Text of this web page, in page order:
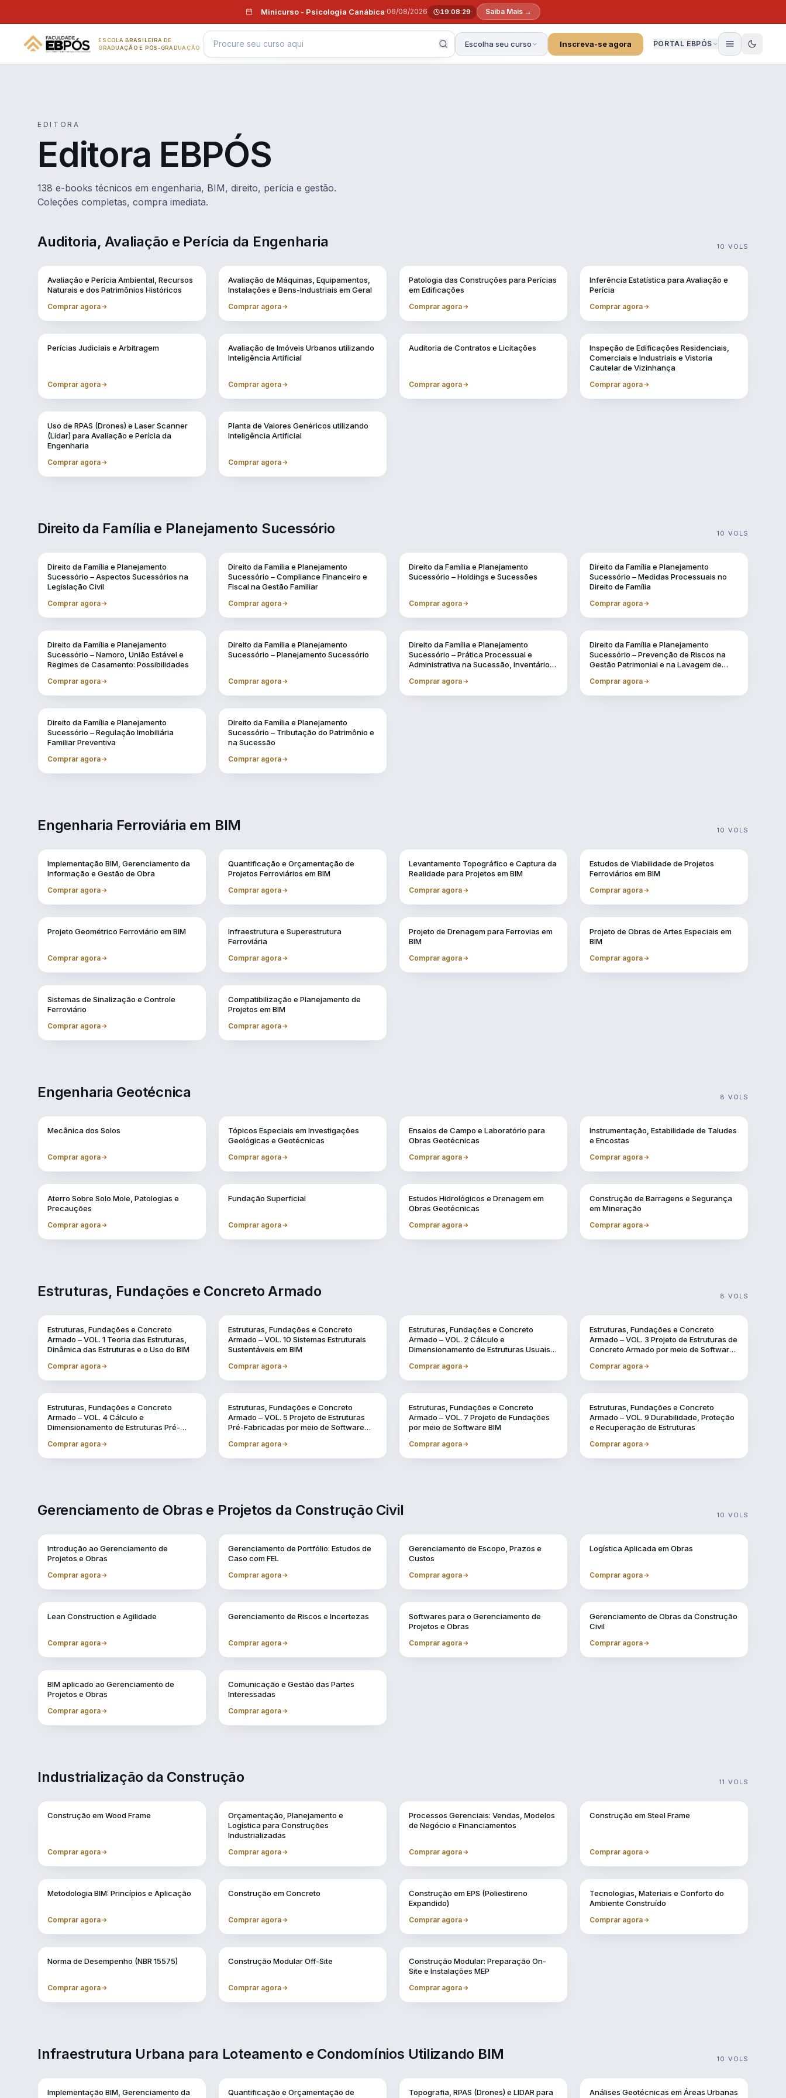
Minicurso - Psicologia Canábica·06/08/2026 19:08:28 Saiba Mais →
ESCOLA BRASILEIRA DE
GRADUAÇÃO E PÓS-GRADUAÇÃO
Escolha seu curso Inscreva-se agora PORTAL EBPÓS
EDITORA
Editora EBPÓS
138 e-books técnicos em engenharia, BIM, direito, perícia e gestão.
Coleções completas, compra imediata.
Auditoria, Avaliação e Perícia da Engenharia 10 VOLS
Avaliação e Perícia Ambiental, Recursos
Naturais e dos Patrimônios Históricos
Comprar agora
Avaliação de Máquinas, Equipamentos,
Instalações e Bens-Industriais em Geral
Comprar agora
Patologia das Construções para Perícias
em Edificações
Comprar agora
Inferência Estatística para Avaliação e
Perícia
Comprar agora
Vol. 4
Perícias Judiciais e Arbitragem
Comprar agora
Avaliação de Imóveis Urbanos utilizando
Inteligência Artificial
Comprar agora
Auditoria de Contratos e Licitações
Comprar agora
Inspeção de Edificações Residenciais,
Comerciais e Industriais e Vistoria
Cautelar de Vizinhança
Comprar agora
Uso de RPAS (Drones) e Laser Scanner
(Lidar) para Avaliação e Perícia da
Engenharia
Comprar agora
Planta de Valores Genéricos utilizando
Inteligência Artificial
Comprar agora
Direito da Família e Planejamento Sucessório 10 VOLS
Direito da Família e Planejamento
Sucessório – Aspectos Sucessórios na
Legislação Civil
Comprar agora
Direito da Família e Planejamento
Sucessório – Compliance Financeiro e
Fiscal na Gestão Familiar
Comprar agora
Direito da Família e Planejamento
Sucessório – Holdings e Sucessões
Comprar agora
Direito da Família e Planejamento
Sucessório – Medidas Processuais no
Direito de Família
Comprar agora
Direito da Família e Planejamento
Sucessório – Namoro, União Estável e
Regimes de Casamento: Possibilidades
Comprar agora
Direito da Família e Planejamento
Sucessório – Planejamento Sucessório
Comprar agora
Direito da Família e Planejamento
Sucessório – Prática Processual e
Administrativa na Sucessão, Inventários
Comprar agora
Direito da Família e Planejamento
Sucessório – Prevenção de Riscos na
Gestão Patrimonial e na Lavagem de
Comprar agora
Direito da Família e Planejamento
Sucessório – Regulação Imobiliária
Familiar Preventiva
Comprar agora
Direito da Família e Planejamento
Sucessório – Tributação do Patrimônio e
na Sucessão
Comprar agora
Engenharia Ferroviária em BIM 10 VOLS
Implementação BIM, Gerenciamento da
Informação e Gestão de Obra
Comprar agora
Quantificação e Orçamentação de
Projetos Ferroviários em BIM
Comprar agora
Levantamento Topográfico e Captura da
Realidade para Projetos em BIM
Comprar agora
Estudos de Viabilidade de Projetos
Ferroviários em BIM
Comprar agora
Projeto Geométrico Ferroviário em BIM
Comprar agora
Infraestrutura e Superestrutura
Ferroviária
Comprar agora
Projeto de Drenagem para Ferrovias em
BIM
Comprar agora
Projeto de Obras de Artes Especiais em
BIM
Comprar agora
Sistemas de Sinalização e Controle
Ferroviário
Comprar agora
Compatibilização e Planejamento de
Projetos em BIM
Comprar agora
Engenharia Geotécnica 8 VOLS
Mecânica dos Solos
Comprar agora
Vol. 10
Tópicos Especiais em Investigações
Geológicas e Geotécnicas
Comprar agora
Ensaios de Campo e Laboratório para
Obras Geotécnicas
Comprar agora
Instrumentação, Estabilidade de Taludes
e Encostas
Comprar agora
Aterro Sobre Solo Mole, Patologias e
Precauções
Comprar agora
Fundação Superficial
Comprar agora
Estudos Hidrológicos e Drenagem em
Obras Geotécnicas
Comprar agora
Construção de Barragens e Segurança
em Mineração
Comprar agora
Estruturas, Fundações e Concreto Armado 8 VOLS
Estruturas, Fundações e Concreto
Armado – VOL. 1 Teoria das Estruturas,
Dinâmica das Estruturas e o Uso do BIM
Comprar agora
Estruturas, Fundações e Concreto
Armado – VOL. 10 Sistemas Estruturais
Sustentáveis em BIM
Comprar agora
Estruturas, Fundações e Concreto
Armado – VOL. 2 Cálculo e
Dimensionamento de Estruturas Usuais
Comprar agora
Estruturas, Fundações e Concreto
Armado – VOL. 3 Projeto de Estruturas de
Concreto Armado por meio de Software
Comprar agora
Estruturas, Fundações e Concreto
Armado – VOL. 4 Cálculo e
Dimensionamento de Estruturas Pré-
Comprar agora
Estruturas, Fundações e Concreto
Armado – VOL. 5 Projeto de Estruturas
Pré-Fabricadas por meio de Software
Comprar agora
Estruturas, Fundações e Concreto
Armado – VOL. 7 Projeto de Fundações
por meio de Software BIM
Comprar agora
Estruturas, Fundações e Concreto
Armado – VOL. 9 Durabilidade, Proteção
e Recuperação de Estruturas
Comprar agora
Gerenciamento de Obras e Projetos da Construção Civil 10 VOLS
Introdução ao Gerenciamento de
Projetos e Obras
Comprar agora
Gerenciamento de Portfólio: Estudos de
Caso com FEL
Comprar agora
Gerenciamento de Escopo, Prazos e
Custos
Comprar agora
Vol. 3
Logística Aplicada em Obras
Comprar agora
Lean Construction e Agilidade
Comprar agora
Gerenciamento de Riscos e Incertezas
Comprar agora
Softwares para o Gerenciamento de
Projetos e Obras
Comprar agora
Gerenciamento de Obras da Construção
Civil
Comprar agora
BIM aplicado ao Gerenciamento de
Projetos e Obras
Comprar agora
Comunicação e Gestão das Partes
Interessadas
Comprar agora
Industrialização da Construção 11 VOLS
Construção em Wood Frame
Comprar agora
Orçamentação, Planejamento e
Logística para Construções
Industrializadas
Comprar agora
Processos Gerenciais: Vendas, Modelos
de Negócio e Financiamentos
Comprar agora
Construção em Steel Frame
Comprar agora
Metodologia BIM: Princípios e Aplicação
Comprar agora
Construção em Concreto
Comprar agora
Construção em EPS (Poliestireno
Expandido)
Comprar agora
Tecnologias, Materiais e Conforto do
Ambiente Construído
Comprar agora
Norma de Desempenho (NBR 15575)
Comprar agora
Construção Modular Off-Site
Comprar agora
Construção Modular: Preparação On-
Site e Instalações MEP
Comprar agora
Infraestrutura Urbana para Loteamento e Condomínios Utilizando BIM 10 VOLS
Implementação BIM, Gerenciamento da
Quantificação e Orçamentação de
Topografia, RPAS (Drones) e LIDAR para
Vol. 3
Análises Geotécnicas em Áreas Urbanas